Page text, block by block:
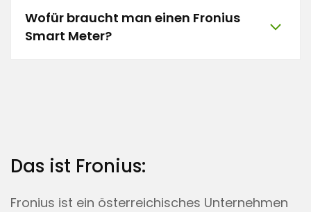
Wofür braucht man einen Fronius
Smart Meter?
Das ist Fronius:
Fronius ist ein österreichisches Unternehmen